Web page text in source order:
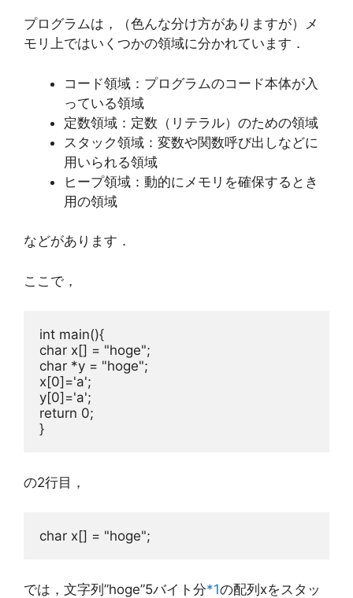
プログラムは，（色んな分け方がありますが）メ
モリ上ではいくつかの領域に分かれています．
コード領域：プログラムのコード本体が入
っている領域
定数領域：定数（リテラル）のための領域
スタック領域：変数や関数呼び出しなどに
用いられる領域
ヒープ領域：動的にメモリを確保するとき
用の領域
などがあります．
ここで，
int
char x[] = "hoge"
char *y = "hoge";
x[0]='a';
y[0]='a'
return 0;
の2行目，
char x[] = "hoge"
では，文字列”hoge”5バイト分*1の配列xをスタッ